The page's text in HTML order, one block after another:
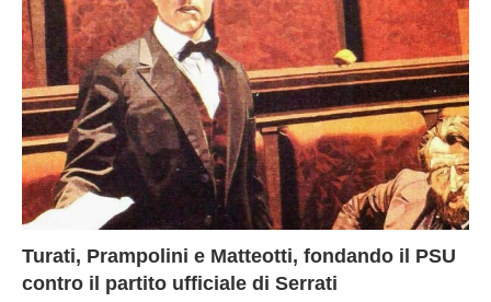
Turati, Prampolini e Matteotti, fondando il PSU
contro il partito ufficiale di Serrati